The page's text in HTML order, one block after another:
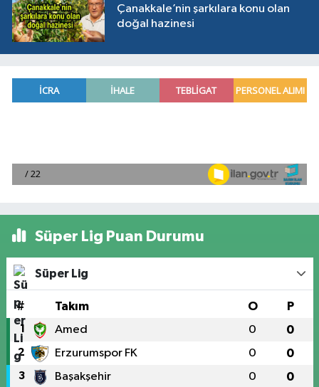
Çanakkale’nin şarkılara konu olan
doğal hazinesi
Süper Lig Puan Durumu
Süper Lig
# Takım O P
1 Amed 0 0
2 Erzurumspor FK 0 0
3 Başakşehir 0 0